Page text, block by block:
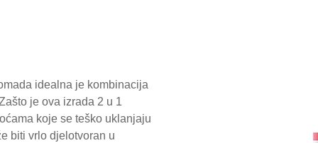
idealna je kombinacija
je ova izrada 2 u 1
koje se teško uklanjaju
biti vrlo djelotvoran u